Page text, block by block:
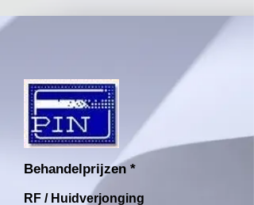
Behandelprijzen *
RF / Huidverjonging